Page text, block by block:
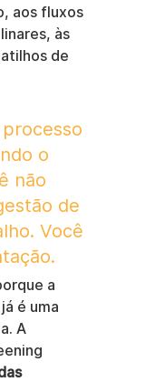
aos fluxos
às
de
o
não
de
Você
a
é uma
A